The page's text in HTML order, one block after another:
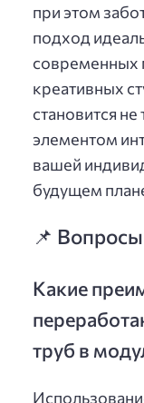
при этом
подход
современных
креативных
становится
элементом
вашей
будущем
📌
Какие
труб в